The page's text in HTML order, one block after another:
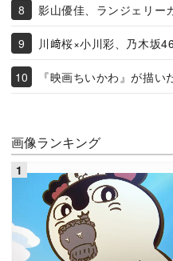
影山優佳、ランジェリー
川﨑桜×小川彩、乃木坂
『映画ちいかわ』が描い
画像ランキング